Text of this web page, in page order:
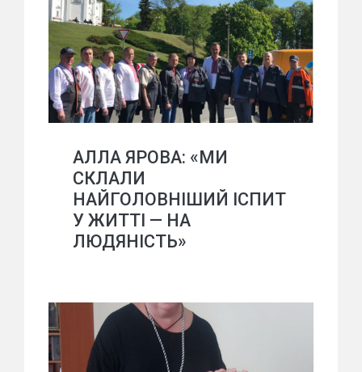
АЛЛА ЯРОВА: «МИ
СКЛАЛИ
НАЙГОЛОВНІШИЙ ІСПИТ
У ЖИТТІ — НА
ЛЮДЯНІСТЬ»